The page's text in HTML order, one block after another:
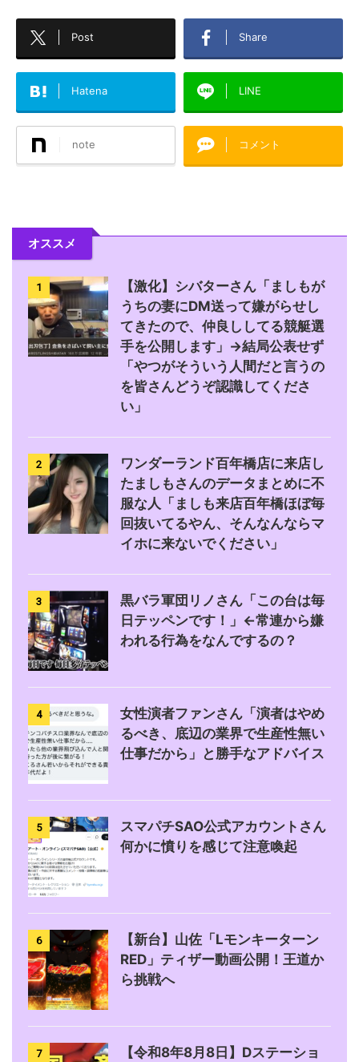
Post Share
Hatena LINE
note コメント
オススメ
1
【激化】シバターさん「ましもが
うちの妻にDM送って嫌がらせし
てきたので、仲良ししてる競艇選
手を公開します」→結局公表せず
「やつがそういう人間だと言うの
を皆さんどうぞ認識してくださ
い」
2
ワンダーランド百年橋店に来店し
たましもさんのデータまとめに不
服な人「ましも来店百年橋ほぼ毎
回抜いてるやん、そんなんならマ
イホに来ないでください」
3
黒バラ軍団リノさん「この台は毎
日テッペンです！」←常連から嫌
われる行為をなんでするの？
4
女性演者ファンさん「演者はやめ
るべき、底辺の業界で生産性無い
仕事だから」と勝手なアドバイス
5
スマパチSAO公式アカウントさん
何かに憤りを感じて注意喚起
6
【新台】山佐「Lモンキーターン
RED」ティザー動画公開！王道か
ら挑戦へ
7 【令和8年8月8日】Dステーショ